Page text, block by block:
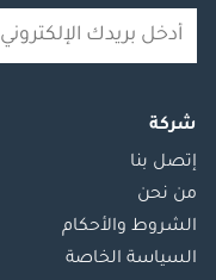
شركة
إتصل بنا
من نحن
الشروط والأحكام
السياسة الخاصة